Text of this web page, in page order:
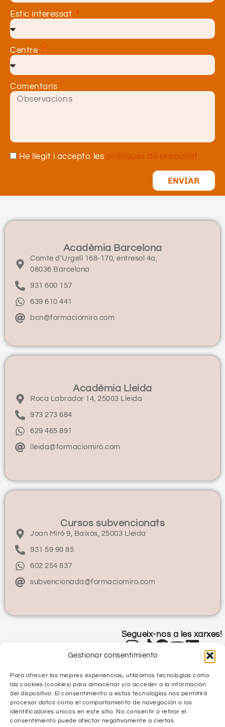
Gestionar consentimiento
Para ofrecer las mejores experiencias, utilizamos tecnologías como
las cookies (cookies) para almacenar y/o acceder a la información
del dispositivo. El consentimiento a estas tecnologías nos permitirá
procesar datos como el comportamiento de navegación o los
identificadores únicos en este sitio. No consentir o retirar el
consentimiento puede afectar negativamente a ciertas
Estic interessat
Centre
Comentaris
He llegit i accepto les polítiques de privacitat.
ENVIAR
Acadèmia Barcelona
Comte d'Urgell 168-170, entresol 4a,
08036 Barcelona
931 600 157
639 610 441
bcn@formaciomiro.com
Acadèmia Lleida
Roca Labrador 14, 25003 Lleida
973 273 684
629 465 891
lleida@formaciomiro.com
Cursos subvencionats
Joan Miró 9, Baixos, 25003 Lleida
931 59 90 85
602 254 837
subvencionada@formaciomiro.com
Segueix-nos a les xarxes!
Política de Privacitat